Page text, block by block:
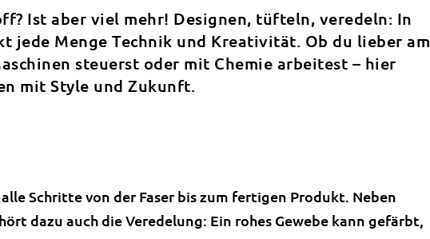
Ist aber viel mehr! Designen, tüfteln, veredeln: In
jede Menge Technik und Kreativität. Ob du lieber am
steuerst oder mit Chemie arbeitest – hier
mit Style und Zukunft.
Schritte von der Faser bis zum fertigen Produkt. Neben
dazu auch die Veredelung: Ein rohes Gewebe kann gefärbt,